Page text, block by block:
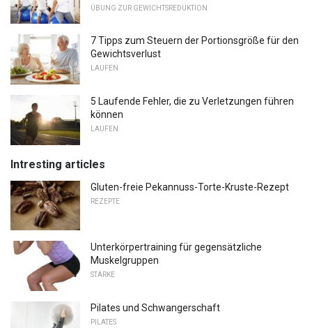
ÜBUNG ZUR GEWICHTSREDUKTION
7 Tipps zum Steuern der Portionsgröße für den
Gewichtsverlust
LAUFEN
5 Laufende Fehler, die zu Verletzungen führen
können
LAUFEN
Intresting articles
Gluten-freie Pekannuss-Torte-Kruste-Rezept
REZEPTE
Unterkörpertraining für gegensätzliche
Muskelgruppen
STÄRKE
Pilates und Schwangerschaft
PILATES